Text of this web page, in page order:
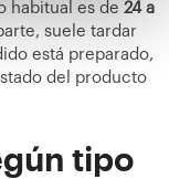
habitual es de 24 a
suele tardar
está preparado,
del producto
tipo